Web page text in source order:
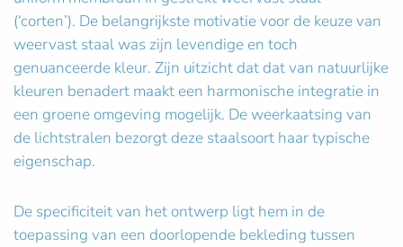
(‘corten’). De belangrijkste motivatie voor de keuze van
weervast staal was zijn levendige en toch
genuanceerde kleur. Zijn uitzicht dat dat van natuurlijke
kleuren benadert maakt een harmonische integratie in
een groene omgeving mogelijk. De weerkaatsing van
de lichtstralen bezorgt deze staalsoort haar typische
eigenschap.
De specificiteit van het ontwerp ligt hem in de
toepassing van een doorlopende bekleding tussen